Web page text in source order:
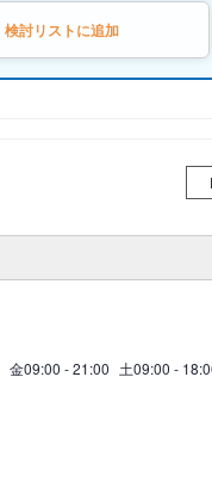
検討リストに追加
金09:00 - 21:00 土09:00 -